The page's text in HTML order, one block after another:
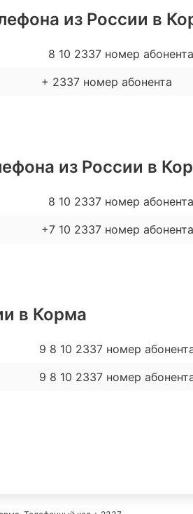
из России в
8 10 2337 номер абонента
+ 2337 номер абонента
из России в
8 10 2337 номер абонента
+7 10 2337 номер абонента
в Корма
9 8 10 2337 номер
9 8 10 2337 номер